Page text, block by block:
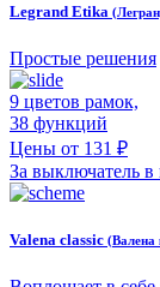
Legrand Etika
Простые решения
9 цветов рамок,
38 функций
Цены от 131 ₽
За выключатель в
Valena classic (Валена